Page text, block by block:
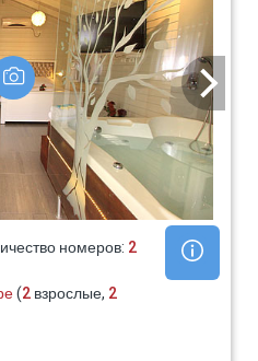
номеров: 2
(2взрослые, 2